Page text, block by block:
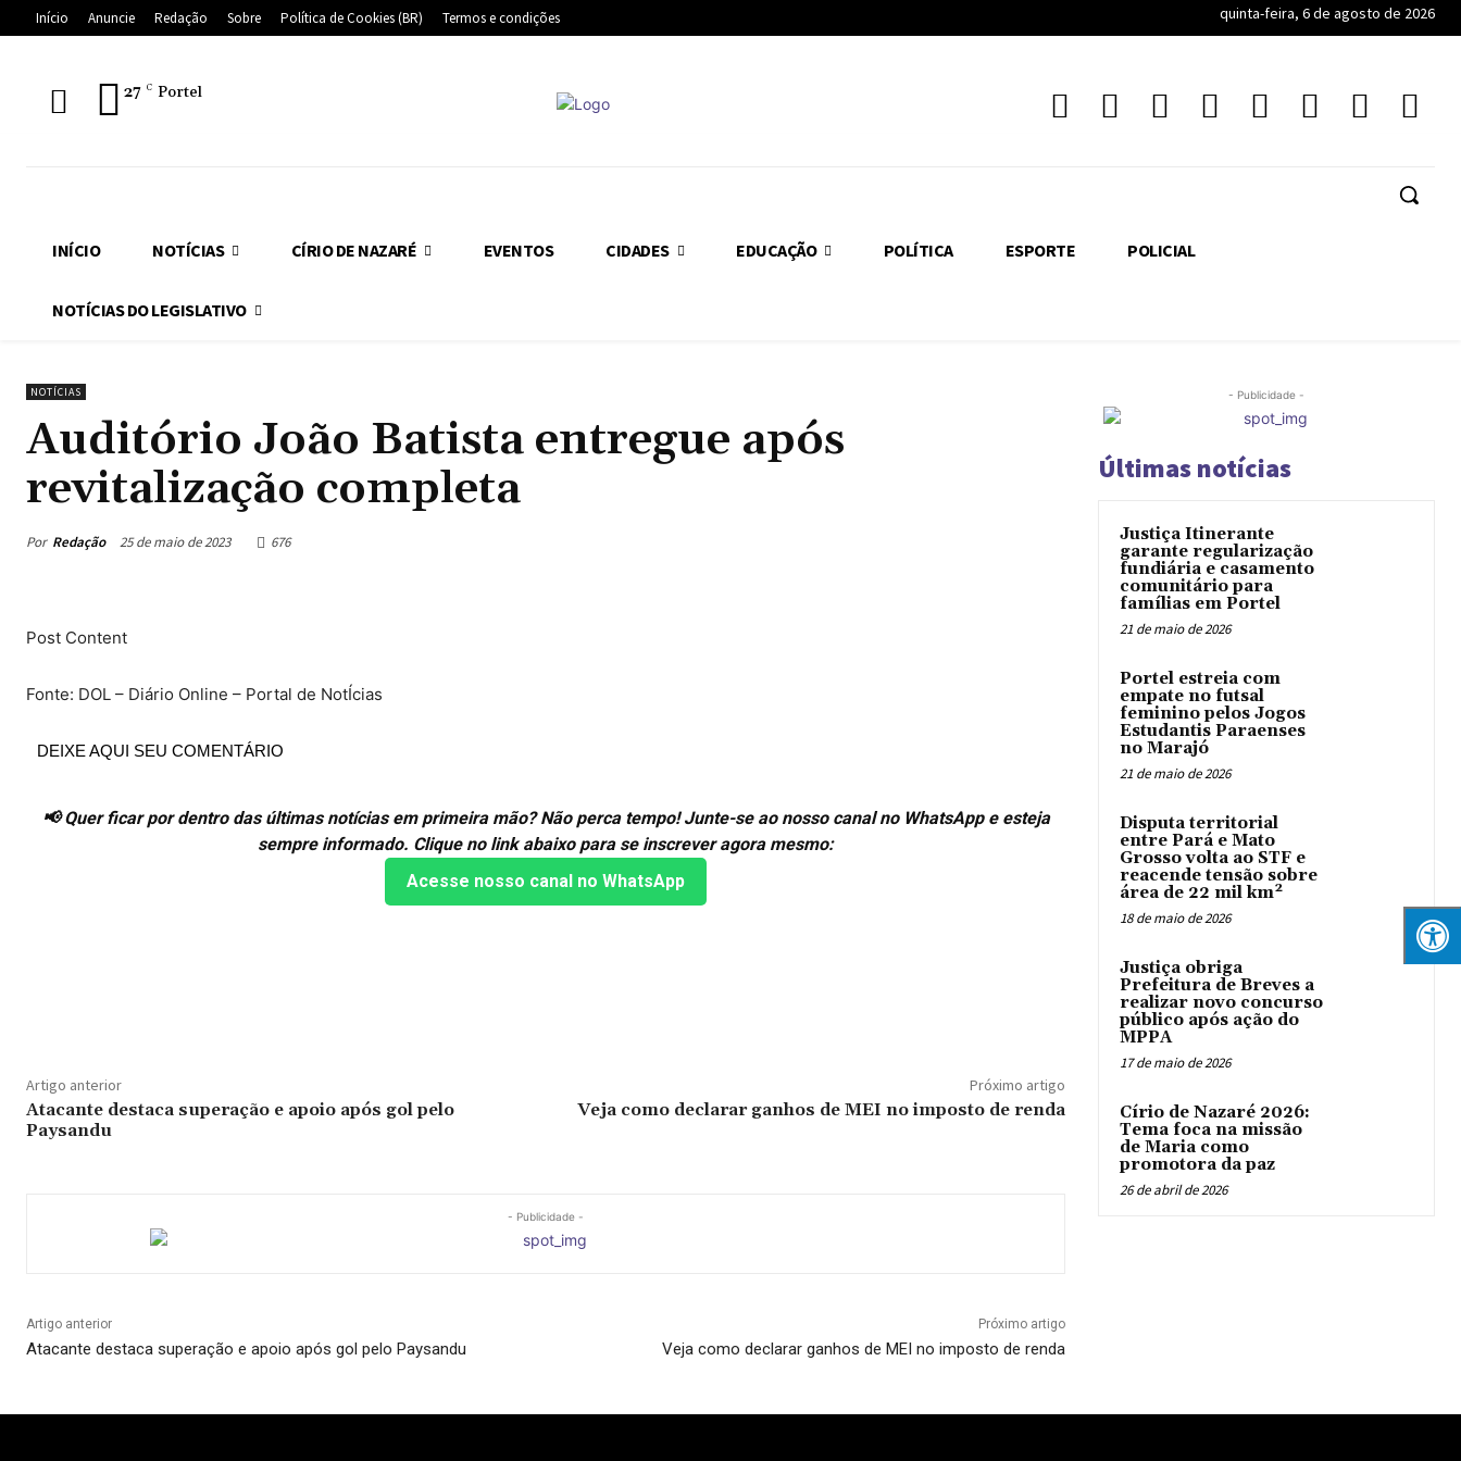
Início Anuncie Redação Sobre Política de Cookies (BR) Termos e condições quinta-feira, 6 de agosto de 2026
27 C Portel
INÍCIO NOTÍCIAS CÍRIO DE NAZARÉ EVENTOS CIDADES EDUCAÇÃO POLÍTICA ESPORTE POLICIAL
NOTÍCIAS DO LEGISLATIVO
NOTÍCIAS
Auditório João Batista entregue após
revitalização completa
Por Redação 25 de maio de 2023 676
Post Content
Fonte: DOL – Diário Online – Portal de NotÍcias
DEIXE AQUI SEU COMENTÁRIO
📢 Quer ficar por dentro das últimas notícias em primeira mão? Não perca tempo! Junte-se ao nosso canal no WhatsApp e esteja
sempre informado. Clique no link abaixo para se inscrever agora mesmo:
Acesse nosso canal no WhatsApp
Artigo anterior
Atacante destaca superação e apoio após gol pelo
Paysandu
Próximo artigo
Veja como declarar ganhos de MEI no imposto de renda
- Publicidade -
Artigo anterior
Atacante destaca superação e apoio após gol pelo Paysandu
Próximo artigo
Veja como declarar ganhos de MEI no imposto de renda
- Publicidade -
Últimas notícias
Justiça Itinerante
garante regularização
fundiária e casamento
comunitário para
famílias em Portel
21 de maio de 2026
Portel estreia com
empate no futsal
feminino pelos Jogos
Estudantis Paraenses
no Marajó
21 de maio de 2026
Disputa territorial
entre Pará e Mato
Grosso volta ao STF e
reacende tensão sobre
área de 22 mil km²
18 de maio de 2026
Justiça obriga
Prefeitura de Breves a
realizar novo concurso
público após ação do
MPPA
17 de maio de 2026
Círio de Nazaré 2026:
Tema foca na missão
de Maria como
promotora da paz
26 de abril de 2026